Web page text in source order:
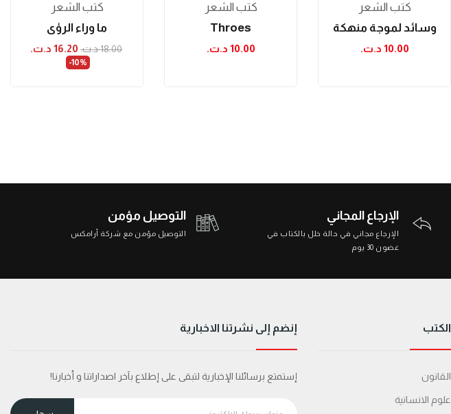
كتب الشعر
ما وراء الرؤى
18.00 د.ت.‏ 16.20 د.ت.‏
‎-10%
كتب الشعر
Throes
10.00 د.ت.‏
كتب الشعر
وسائد لموجة منهكة
10.00 د.ت.‏
التوصيل مؤمن
التوصيل مؤمن مع شركة أرامكس
الإرجاع المجاني
الإرجاع مجاني في حالة خلل بالكتاب في
غضون 30 يوم
الكتب
القانون
علوم الانسانية
إنضم إلى نشرتنا الاخبارية
إستمتع برسائلنا الإخبارية لتبقى على إطلاع بآخر اصداراتنا و أخبارنا!